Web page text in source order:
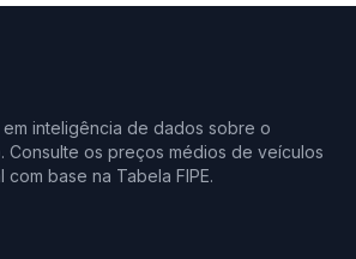
inteligência de dados sobre o
Consulte os preços médios de veículos
base na Tabela FIPE.